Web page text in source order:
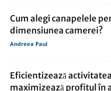
Cum alegi canapelele
dimensiunea camerei?
Andreea Paul
Eficientizează
maximizează profitul în